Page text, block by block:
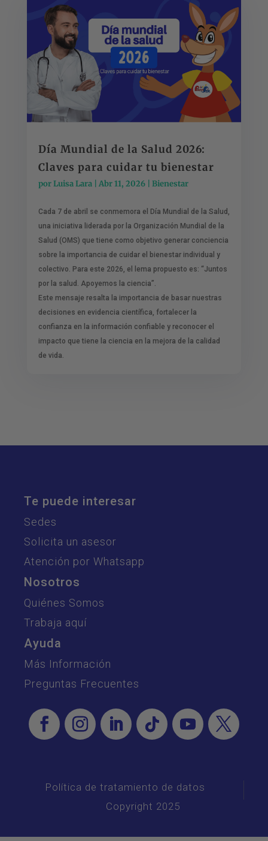
Día Mundial de la Salud 2026:
Claves para cuidar tu bienestar
porLuisa Lara| Abr 11, 2026| Bienestar
Cada 7 de abril se conmemora el Día Mundial de la Salud,
una iniciativa liderada por la Organización Mundial de la
Salud (OMS) que tiene como objetivo generar conciencia
sobre la importancia de cuidar el bienestar individual y
colectivo. Para este 2026, el lema propuesto es: “Juntos
por la salud. Apoyemos la ciencia”.
Este mensaje resalta la importancia de basar nuestras
decisiones en evidencia científica, fortalecer la
confianza en la información confiable y reconocer el
impacto que tiene la ciencia en la mejora de la calidad
de vida.
Te puede interesar
Sedes
Solicita un asesor
Atención por Whatsapp
Nosotros
Quiénes Somos
Trabaja aquí
Ayuda
Más Información
Preguntas Frecuentes
Política de tratamiento de datos
Copyright 2025